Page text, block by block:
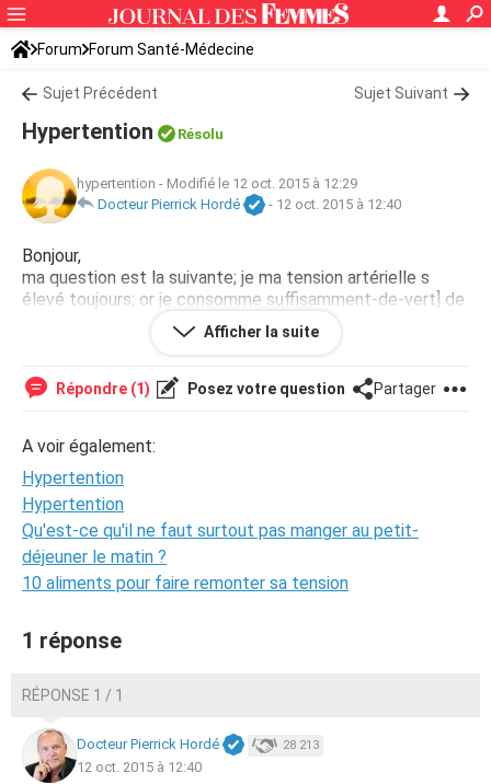
Forum Forum Santé-Médecine
Symptômes et maladies courantes
Sujet Précédent Sujet Suivant
Hypertention Résolu
hypertention - Modifié le 12 oct. 2015 à 12:29
Docteur Pierrick Hordé
- 12 oct. 2015 à 12:40
Bonjour,
ma question est la suivante; je ma tension artérielle s
élevé toujours; or je consomme suffisamment-de-vert] de
chine. QUELLE sont les précautions que je dois prendre
pour que ma tension baisse?
Afficher la suite
Répondre (1) Posez votre question Partager
A voir également:
Hypertention
Hypertention
Qu'est-ce qu'il ne faut surtout pas manger au petit-
déjeuner le matin ?
10 aliments pour faire remonter sa tension
1 réponse
RÉPONSE 1 / 1
Docteur Pierrick Hordé 28 213
12 oct. 2015 à 12:40